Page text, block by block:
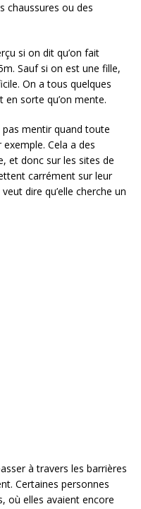
chaussures ou des
si on dit qu’on fait
Sauf si on est une fille,
On a tous quelques
sorte qu’on mente.
pas mentir quand toute
Cela a des
et donc sur les sites de
carrément sur leur
dire qu’elle cherche un
à travers les barrières
Certaines personnes
où elles avaient encore